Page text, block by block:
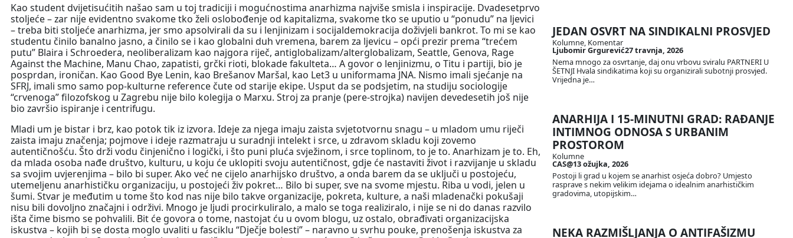
Kao student dvijetisućitih našao sam u toj tradiciji i mogućnostima anarhizma najviše smisla i inspiracije. Dvadesetprvo
stoljeće – zar nije evidentno svakome tko želi oslobođenje od kapitalizma, svakome tko se uputio u “ponudu” na ljevici
– treba biti stoljeće anarhizma, jer smo apsolvirali da su i lenjinizam i socijaldemokracija doživjeli bankrot. To mi se kao
studentu činilo banalno jasno, a činilo se i kao globalni duh vremena, barem za ljevicu – opći prezir prema “trećem
putu” Blaira i Schroedera, neoliberalizam kao najgora riječ, antiglobalizam/alterglobalizam, Seattle, Genova, Rage
Against the Machine, Manu Chao, zapatisti, grčki rioti, blokade fakulteta… A govor o lenjinizmu, o Titu i partiji, bio je
posprdan, ironičan. Kao Good Bye Lenin, kao Brešanov Maršal, kao Let3 u uniformama JNA. Nismo imali sjećanje na
SFRJ, imali smo samo pop-kulturne reference čute od starije ekipe. Usput da se podsjetim, na studiju sociologije
“crvenoga” filozofskog u Zagrebu nije bilo kolegija o Marxu. Stroj za pranje (pere-strojka) navijen devedesetih još nije
bio završio ispiranje i centrifugu.
Mladi um je bistar i brz, kao potok tik iz izvora. Ideje za njega imaju zaista svjetotvornu snagu – u mladom umu riječi
zaista imaju značenja; pojmove i ideje razmatraju u suradnji intelekt i srce, u zdravom skladu koji zovemo
autentičnošću. Što drži vodu činjenično i logički, i što puni pluća svježinom, i srce toplinom, to je to. Anarhizam je to. Eh,
da mlada osoba nađe društvo, kulturu, u koju će uklopiti svoju autentičnost, gdje će nastaviti život i razvijanje u skladu
sa svojim uvjerenjima – bilo bi super. Ako već ne cijelo anarhijsko društvo, a onda barem da se uključi u postojeću,
utemeljenu anarhističku organizaciju, u postojeći živ pokret… Bilo bi super, sve na svome mjestu. Riba u vodi, jelen u
šumi. Stvar je međutim u tome što kod nas nije bilo takve organizacije, pokreta, kulture, a naši mladenački pokušaji
nisu bili dovoljno značajni i održivi. Mnogo je ljudi procirkuliralo, a malo se toga realiziralo, i nije se ni do danas razvilo
išta čime bismo se pohvalili. Bit će govora o tome, nastojat ću u ovom blogu, uz ostalo, obrađivati organizacijska
iskustva – kojih bi se dosta moglo uvaliti u fasciklu “Dječje bolesti” – naravno u svrhu pouke, prenošenja iskustva za
JEDAN OSVRT NA SINDIKALNI PROSVJED
Kolumne, Komentar
Ljubomir Grgurević27 travnja, 2026
Nema mnogo za osvrtanje, daj onu vrbovu sviralu PARTNERI U
ŠETNJI Hvala sindikatima koji su organizirali subotnji prosvjed.
Vrijedna je…
ANARHIJA I 15-MINUTNI GRAD: RAĐANJE
INTIMNOG ODNOSA S URBANIM
PROSTOROM
Kolumne
CAS@13 ožujka, 2026
Postoji li grad u kojem se anarhist osjeća dobro? Umjesto
rasprave s nekim velikim idejama o idealnim anarhističkim
gradovima, utopijskim…
NEKA RAZMIŠLJANJA O ANTIFAŠIZMU